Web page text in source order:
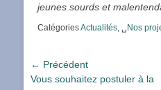
jeunes sourds et
CatégoriesActualités, ␣Nos
Navigation
de
← Précédent
Article
Vous souhaitez postuler à la